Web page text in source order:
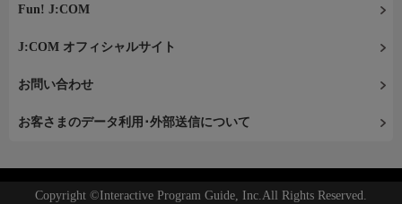
Fun! J:COM
J:COM オフィシャルサイト
お問い合わせ
お客さまのデータ利用･外部送信について
Copyright ©Interactive Program Guide, Inc.All Rights Reserved.